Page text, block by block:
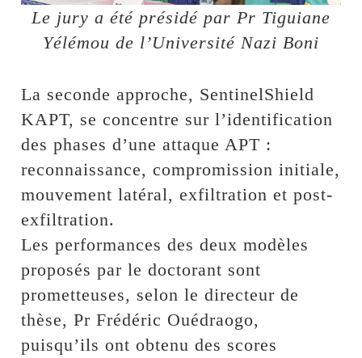
Le jury a été présidé par Pr Tiguiane
Yélémou de l’Université Nazi Boni
La seconde approche, SentinelShield
KAPT, se concentre sur l’identification
des phases d’une attaque APT :
reconnaissance, compromission initiale,
mouvement latéral, exfiltration et post-
exfiltration.
Les performances des deux modèles
proposés par le doctorant sont
prometteuses, selon le directeur de
thèse, Pr Frédéric Ouédraogo,
puisqu’ils ont obtenu des scores